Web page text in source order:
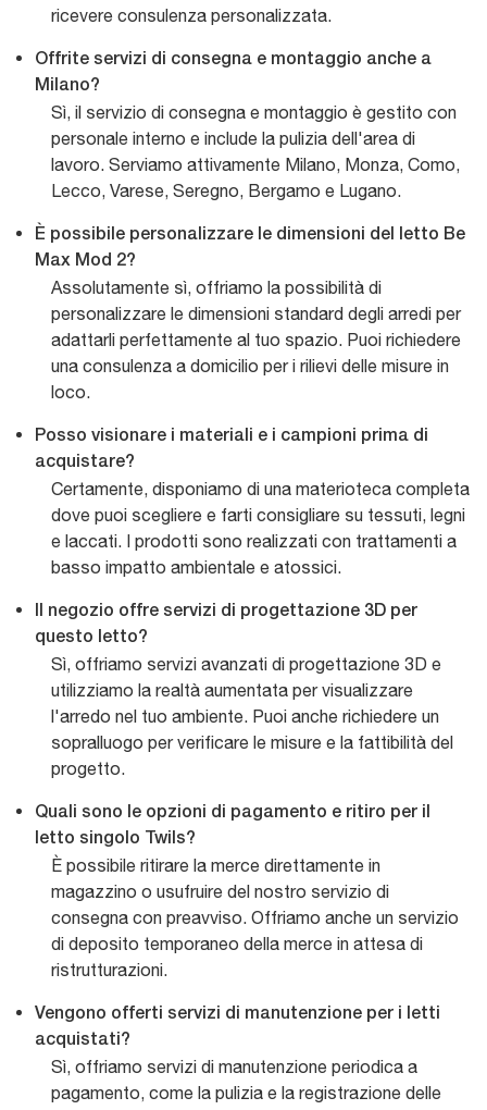
ricevere consulenza personalizzata.
Offrite servizi di consegna e montaggio anche a
Milano?
Sì, il servizio di consegna e montaggio è gestito con
personale interno e include la pulizia dell'area di
lavoro. Serviamo attivamente Milano, Monza, Como,
Lecco, Varese, Seregno, Bergamo e Lugano.
È possibile personalizzare le dimensioni del letto Be
Max Mod 2?
Assolutamente sì, offriamo la possibilità di
personalizzare le dimensioni standard degli arredi per
adattarli perfettamente al tuo spazio. Puoi richiedere
una consulenza a domicilio per i rilievi delle misure in
loco.
Posso visionare i materiali e i campioni prima di
acquistare?
Certamente, disponiamo di una materioteca completa
dove puoi scegliere e farti consigliare su tessuti, legni
e laccati. I prodotti sono realizzati con trattamenti a
basso impatto ambientale e atossici.
Il negozio offre servizi di progettazione 3D per
questo letto?
Sì, offriamo servizi avanzati di progettazione 3D e
utilizziamo la realtà aumentata per visualizzare
l'arredo nel tuo ambiente. Puoi anche richiedere un
sopralluogo per verificare le misure e la fattibilità del
progetto.
Quali sono le opzioni di pagamento e ritiro per il
letto singolo Twils?
È possibile ritirare la merce direttamente in
magazzino o usufruire del nostro servizio di
consegna con preavviso. Offriamo anche un servizio
di deposito temporaneo della merce in attesa di
ristrutturazioni.
Vengono offerti servizi di manutenzione per i letti
acquistati?
Sì, offriamo servizi di manutenzione periodica a
pagamento, come la pulizia e la registrazione delle